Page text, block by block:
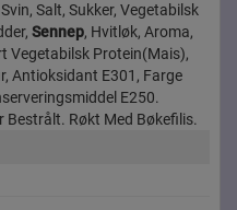
Salt, Sukker, Vegetabilsk
Sennep, Hvitløk, Aroma,
Vegetabilsk Protein(Mais),
Antioksidant E301, Farge
E250.
Bestrålt. Røkt Med Bøkefilis.